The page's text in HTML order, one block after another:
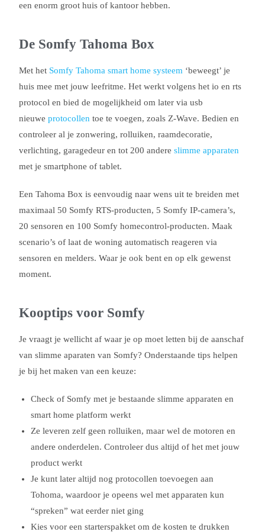
een enorm groot huis of kantoor hebben.
De Somfy Tahoma Box
Met het Somfy Tahoma smart home systeem ‘beweegt’ je
huis mee met jouw leefritme. Het werkt volgens het io en rts
protocol en bied de mogelijkheid om later via usb
nieuweprotocollentoe te voegen, zoals Z-Wave. Bedien en
controleer al je zonwering, rolluiken, raamdecoratie,
verlichting, garagedeur en tot 200 andereslimme apparaten
met je smartphone of tablet.
Een Tahoma Box is eenvoudig naar wens uit te breiden met
maximaal 50 Somfy RTS-producten, 5 Somfy IP-camera’s,
20 sensoren en 100 Somfy homecontrol-producten. Maak
scenario’s of laat de woning automatisch reageren via
sensoren en melders. Waar je ook bent en op elk gewenst
moment.
Kooptips voor Somfy
Je vraagt je wellicht af waar je op moet letten bij de aanschaf
van slimme aparaten van Somfy? Onderstaande tips helpen
je bij het maken van een keuze:
Check of Somfy met je bestaande slimme apparaten en
smart home platform werkt
Ze leveren zelf geen rolluiken, maar wel de motoren en
andere onderdelen. Controleer dus altijd of het met jouw
product werkt
Je kunt later altijd nog protocollen toevoegen aan
Tohoma, waardoor je opeens wel met apparaten kun
“spreken” wat eerder niet ging
Kies voor een starterspakket om de kosten te drukken